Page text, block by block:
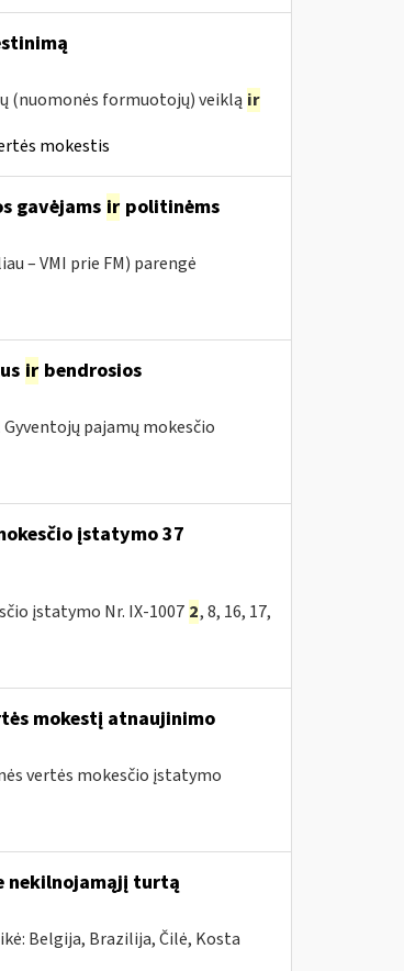
(nuomonės formuotojų) veiklą ir
mokestis
gavėjams irpolitinėms
– VMI prie FM) parengė
irbendrosios
pajamų mokesčio
įstatymo 37
įstatymo Nr. IX-1007 2, 8, 16, 17,
mokestį atnaujinimo
vertės mokesčio įstatymo
nekilnojamąjį turtą
Belgija, Brazilija, Čilė, Kosta